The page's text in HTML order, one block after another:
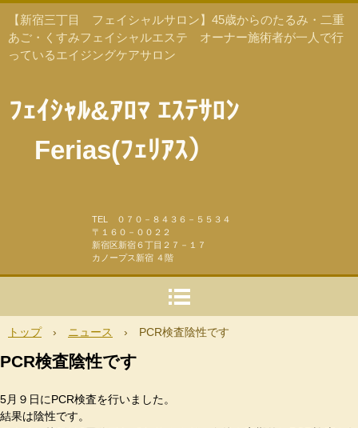
ﾌｪｲｼｬﾙ&ｱﾛﾏ ｴｽﾃｻﾛﾝ
Ferias(ﾌｪﾘｱｽ）
【新宿三丁目 フェイシャルサロン】45歳からのたるみ・二重
あご・くすみフェイシャルエステ オーナー施術者が一人で行
っているエイジングケアサロン
TEL ０７０－８４３６－５５３４
〒１６０－００２２
新宿区新宿６丁目２７－１７
カノープス新宿 ４階
トップ › ニュース › PCR検査陰性です
PCR検査陰性です
5月９日にPCR検査を行いました。
結果は陰性です。